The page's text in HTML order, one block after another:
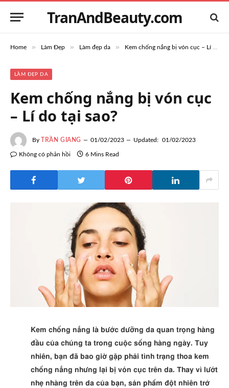
TranAndBeauty.com
Home » Làm Đẹp » Làm đẹp da » Kem chống nắng bị vón cục – Lí do tại sao?
LÀM ĐẸP DA
Kem chống nắng bị vón cục
– Lí do tại sao?
By TRẦN GIANG 01/02/2023 Updated: 01/02/2023
Không có phản hồi 6 Mins Read
Kem chống nắng là bước dưỡng da quan trọng hàng
đầu của chúng ta trong cuộc sống hàng ngày. Tuy
nhiên, bạn đã bao giờ gặp phải tình trạng thoa kem
chống nắng nhưng lại bị vón cục trên da. Thay vì lướt
nhẹ nhàng trên da của bạn, sản phẩm đột nhiên trở